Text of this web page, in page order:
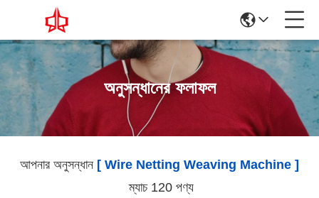
অনুসন্ধানের ফলাফল
আপনার অনুসন্ধান [ Wire Netting Weaving Machine ]
ম্যাচ 120 পণ্য